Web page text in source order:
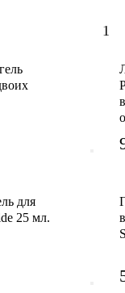
1
для
25 мл.